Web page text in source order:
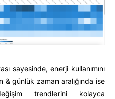
sayesinde, enerji kullanımını
& günlük zaman aralığında ise
trendlerini kolayca